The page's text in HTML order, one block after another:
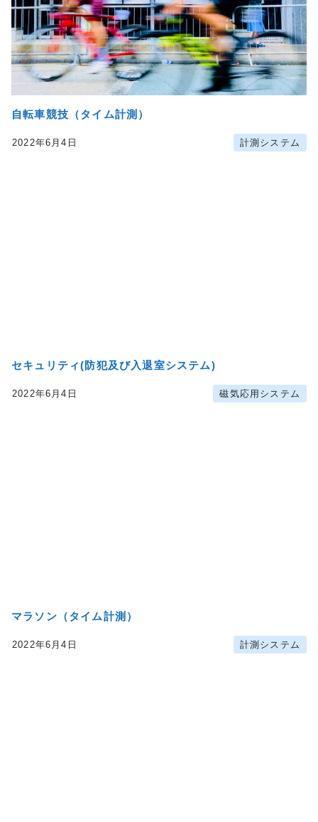
自転車競技（タイム計測）
2022年6月4日 計測システム
セキュリティ(防犯及び入退室システム)
2022年6月4日 磁気応用システム
マラソン（タイム計測）
2022年6月4日 計測システム